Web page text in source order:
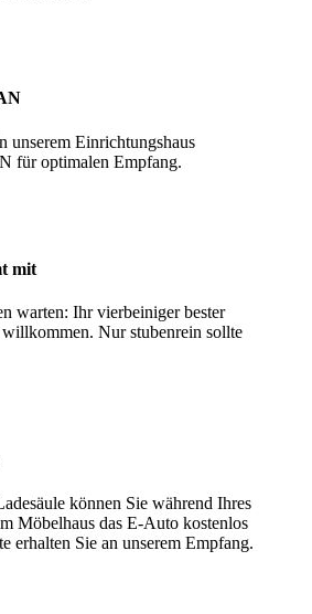
unserem Einrichtungshaus
für optimalen Empfang.
mit
warten: Ihr vierbeiniger bester
Nur stubenrein sollte
können Sie während Ihres
Möbelhaus das E-Auto kostenlos
erhalten Sie an unserem Empfang.